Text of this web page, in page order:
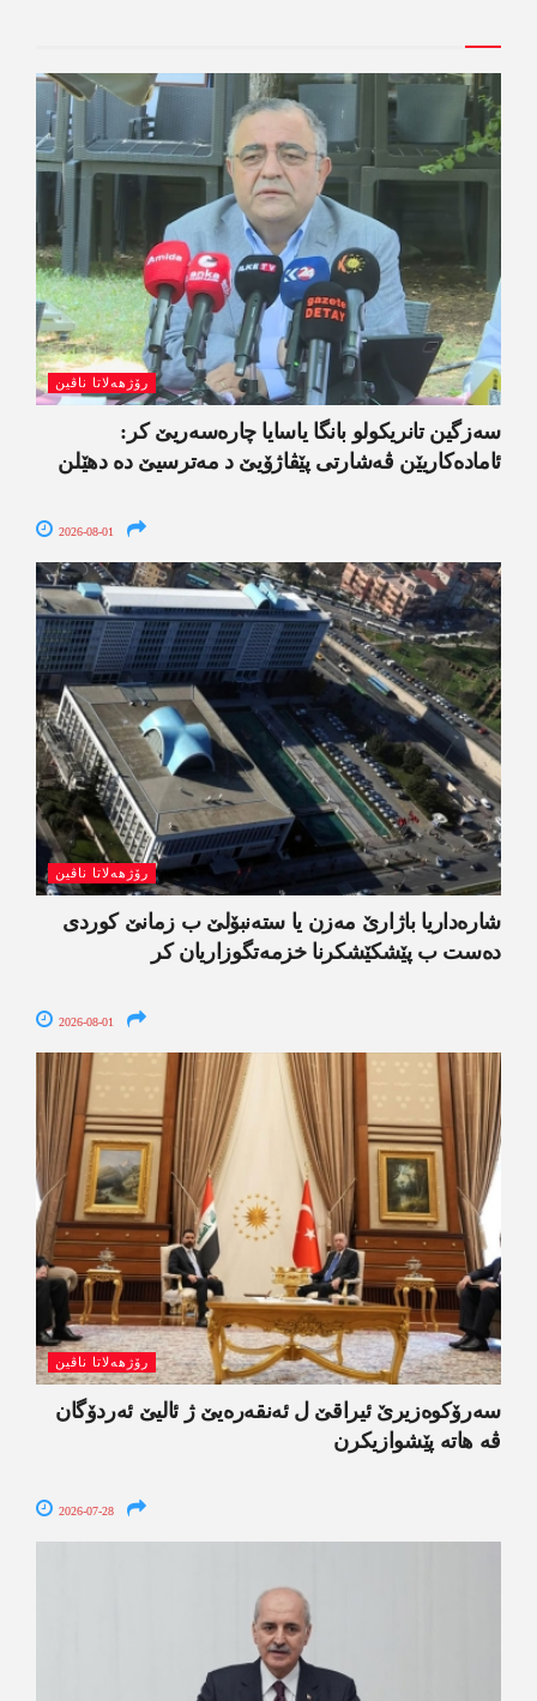
رۆژھەلاتا ناڤین
سەزگین تانریکولو بانگا یاسایا چارەسەریێ کر:
ئامادەکاریێن ڤەشارتی پێڤاژۆیێ د مەترسیێ دە دھێلن
2026-08-01
رۆژھەلاتا ناڤین
شارەداریا باژارێ مەزن یا ستەنبۆلێ ب زمانێ کوردی
دەست ب پێشکێشکرنا خزمەتگوزاریان کر
2026-08-01
رۆژھەلاتا ناڤین
سەرۆکوەزیرێ ئیراقێ ل ئەنقەرەیێ ژ ئالیێ ئەردۆگان
ڤە ھاتە پێشوازیکرن
2026-07-28